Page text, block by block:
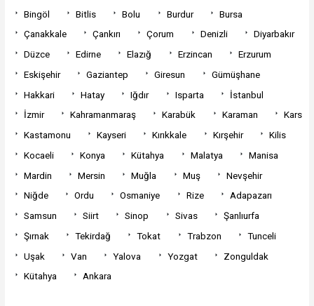
Bingöl
Bitlis Bolu Burdur
Bursa
Çanakkale
Çankırı Çorum Denizli
Diyarbakır
Düzce
Edirne Elazığ Erzincan
Erzurum
Eskişehir
Gaziantep Giresun
Gümüşhane
Hakkari
Hatay Iğdır Isparta
İstanbul
İzmir
Kahramanmaraş Karabük Karaman
Kars
Kastamonu
Kayseri Kırıkkale Kırşehir
Kilis
Kocaeli
Konya Kütahya Malatya
Manisa
Mardin
Mersin Muğla Muş
Nevşehir
Niğde
Ordu Osmaniye Rize
Adapazarı
Samsun
Siirt Sinop Sivas
Şanlıurfa
Şırnak
Tekirdağ Tokat Trabzon
Tunceli
Uşak
Van Yalova Yozgat
Zonguldak
Kütahya
Ankara